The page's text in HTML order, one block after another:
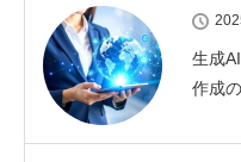
生成
作成